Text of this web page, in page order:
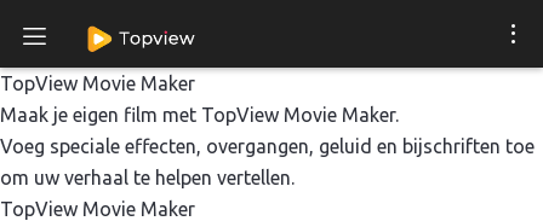
TopView Movie Maker
Maak je eigen film met TopView Movie Maker.
Voeg speciale effecten, overgangen, geluid en bijschriften toe
om uw verhaal te helpen vertellen.
TopView Movie Maker